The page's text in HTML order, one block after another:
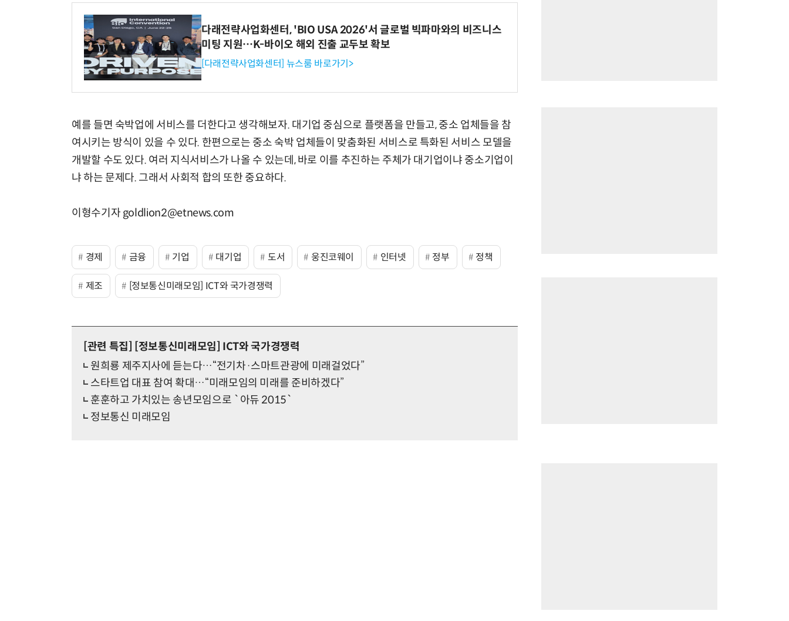
다래전략사업화센터, 'BIO USA 2026'서 글로벌 빅파마와의 비즈니스
미팅 지원…K-바이오 해외 진출 교두보 확보
[다래전략사업화센터] 뉴스룸 바로가기>
예를 들면 숙박업에 서비스를 더한다고 생각해보자. 대기업 중심으로 플랫폼을 만들고, 중소 업체들을 참
여시키는 방식이 있을 수 있다. 한편으로는 중소 숙박 업체들이 맞춤화된 서비스로 특화된 서비스 모델을
개발할 수도 있다. 여러 지식서비스가 나올 수 있는데, 바로 이를 추진하는 주체가 대기업이냐 중소기업이
냐 하는 문제다. 그래서 사회적 합의 또한 중요하다.
이형수기자 goldlion2@etnews.com
경제 금융 기업 대기업 도서 웅진코웨이 인터넷 정부 정책
제조 [정보통신미래모임] ICT와 국가경쟁력
[관련 특집]
[정보통신미래모임] ICT와 국가경쟁력
원희룡 제주지사에 듣는다…“전기차·스마트관광에 미래걸었다”
스타트업 대표 참여 확대…“미래모임의 미래를 준비하겠다”
훈훈하고 가치있는 송년모임으로 `아듀 2015`
정보통신 미래모임